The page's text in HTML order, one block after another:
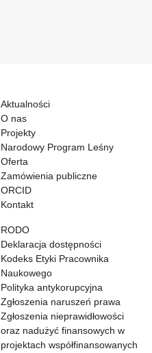
Aktualności
O nas
Projekty
Narodowy Program Leśny
Oferta
Zamówienia publiczne
ORCID
Kontakt
RODO
Deklaracja dostępności
Kodeks Etyki Pracownika
Naukowego
Polityka antykorupcyjna
Zgłoszenia naruszeń prawa
Zgłoszenia nieprawidłowości
oraz nadużyć finansowych w
projektach współfinansowanych